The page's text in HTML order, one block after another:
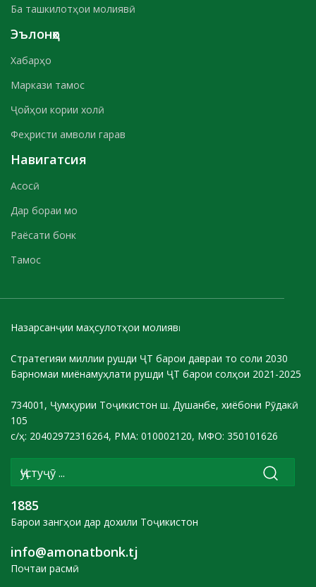
Ба ташкилотҳои молиявӣ
Эълонҳо
Хабарҳо
Маркази тамос
Ҷойҳои кории холӣ
Феҳристи амволи гарав
Навигатсия
Асосӣ
Дар бораи мо
Раёсати бонк
Тамос
Назарсанҷии маҳсулотҳои молиявӣ
Стратегияи миллии рушди ҶТ барои давраи то соли 2030
Барномаи миёнамуҳлати рушди ҶТ барои солҳои 2021-2025
734001, Ҷумҳурии Тоҷикистон ш. Душанбе, хиёбони Рӯдакӣ
105
с/ҳ: 20402972316264, РМА: 010002120, МФО: 350101626
1885
Барои зангҳои дар дохили Тоҷикистон
info@amonatbonk.tj
Почтаи расмӣ